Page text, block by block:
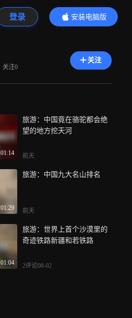
登录
安装电脑版
内容更精彩
关注0
关注
01:14
旅游：中国竟在骆驼都会绝
望的地方挖天河
前天
01:29
旅游：中国九大名山排名
前天
01:04
旅游：世界上首个沙漠里的
奇迹铁路新疆和若铁路
2评论08-02